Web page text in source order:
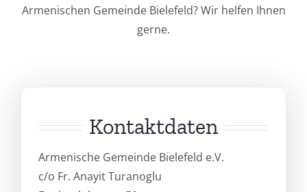
Armenischen Gemeinde Bielefeld? Wir helfen Ihnen
gerne.
Kontaktdaten
Armenische Gemeinde Bielefeld e.V.
c/o Fr. Anayit Turanoglu